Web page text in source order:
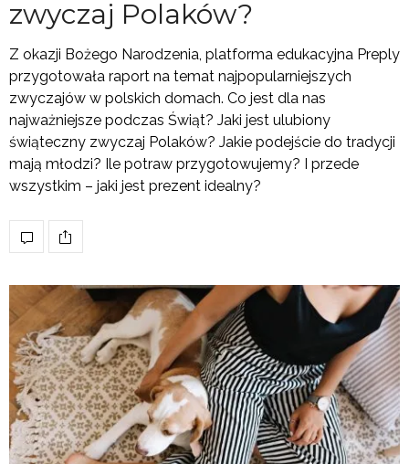
zwyczaj Polaków?
Z okazji Bożego Narodzenia, platforma edukacyjna Preply
przygotowała raport na temat najpopularniejszych
zwyczajów w polskich domach. Co jest dla nas
najważniejsze podczas Świąt? Jaki jest ulubiony
świąteczny zwyczaj Polaków? Jakie podejście do tradycji
mają młodzi? Ile potraw przygotowujemy? I przede
wszystkim – jaki jest prezent idealny?